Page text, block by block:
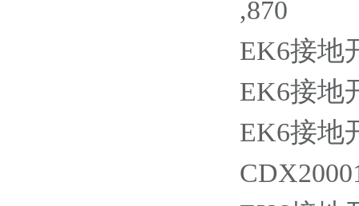
,870
EK6接地
EK6接地
EK6接地